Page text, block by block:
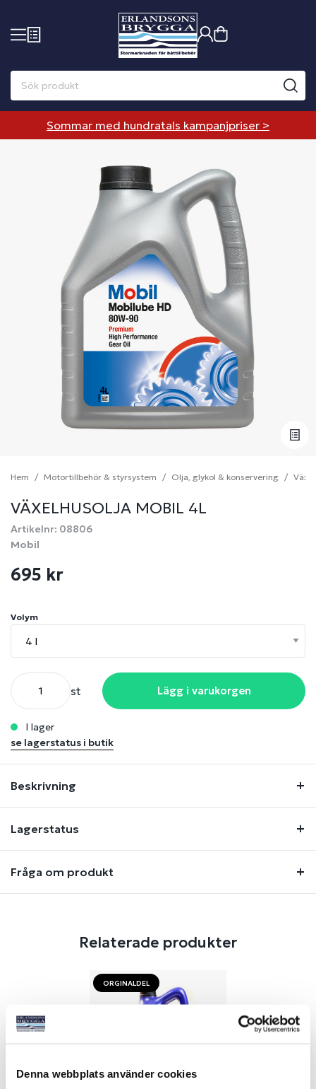
Denna webbplats använder cookies
Sommar med hundratals kampanjpriser >
Hem Motortillbehör & styrsystem Olja, glykol & konservering
VÄXELHUSOLJA MOBIL 4L
Artikelnr: 08806
Mobil
695 kr
Volym
st Lägg i varukorgen
i lager
se lagerstatus i butik
Beskrivning
Lagerstatus
Fråga om produkt
Relaterade produkter
ORGINALDEL